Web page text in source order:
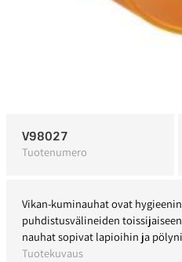
V98027
Tuotenumero
Vikan-kuminauhat ovat
puhdistusvälineiden
nauhat sopivat lapioihin ja
Tuotekuvaus